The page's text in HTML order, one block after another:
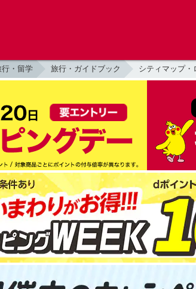
行・留学 旅行・ガイドブック シティマップ・